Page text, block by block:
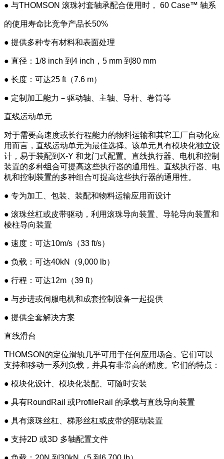
● 与THOMSON 滚珠衬套轴承配合使用时， 60 Case™ 轴系
的使用寿命比竞争产品长50%
● 提供多种专有材料和表面处理
● 直径：1/8 inch 到4 inch，5 mm 到80 mm
● 长度：可达25 ft（7.6 m）
● 定制加工能力－驱动轴、主轴、导杆、卷筒等
直线运动单元
对于需要高速度或长行程能力的物料运输和其它工厂自动化应
用而言，直线运动单元为最佳选择。该单元具有模块化独立设
计，易于装配到X-Y 和龙门式配置。直线执行器、电机和控制
装置的多种组合可提高这些执行器的通用性。直线执行器、电
机和控制装置的多种组合可提高这些执行器的通用性。
● 专为加工、包装、装配和物料运输应用而设计
● 滚珠丝杠或皮带驱动，利用滚珠导向装置、导轮导向装置和
棱柱导向装置
● 速度：可达10m/s（33 ft/s）
● 负载：可达40kN（9,000 lb）
● 行程：可达12m（39 ft）
● 与步进或伺服电机和成套控制设备一起提供
● 提供全套解决方案
直线滑台
THOMSON的定位滑轨几乎可用于任何应用场合。它们可以
支持和移动一系列负载，并具有非常高的精度。它们的特点：
● 模块化设计、模块化装配、可随时安装
● 具有RoundRail 或ProfileRail 的承载与直线导向装置
● 具有滚珠丝杠、梯形丝杠或皮带的驱动装置
● 支持2D 或3D 多轴配置文件